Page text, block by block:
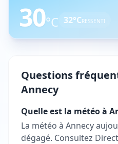
30°C 32°CRESSENTI
Questions
Annecy
Quelle est la météo à
La météo à Annecy
dégagé. Consultez